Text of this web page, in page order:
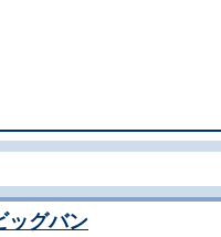
ッグバン